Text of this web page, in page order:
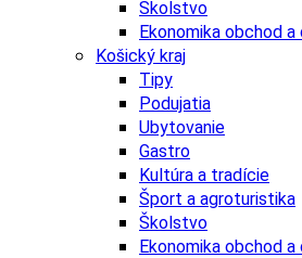
Školstvo
Ekonomika obchod a
Košický kraj
Tipy
Podujatia
Ubytovanie
Gastro
Kultúra a tradície
Šport a agroturistika
Školstvo
Ekonomika obchod a